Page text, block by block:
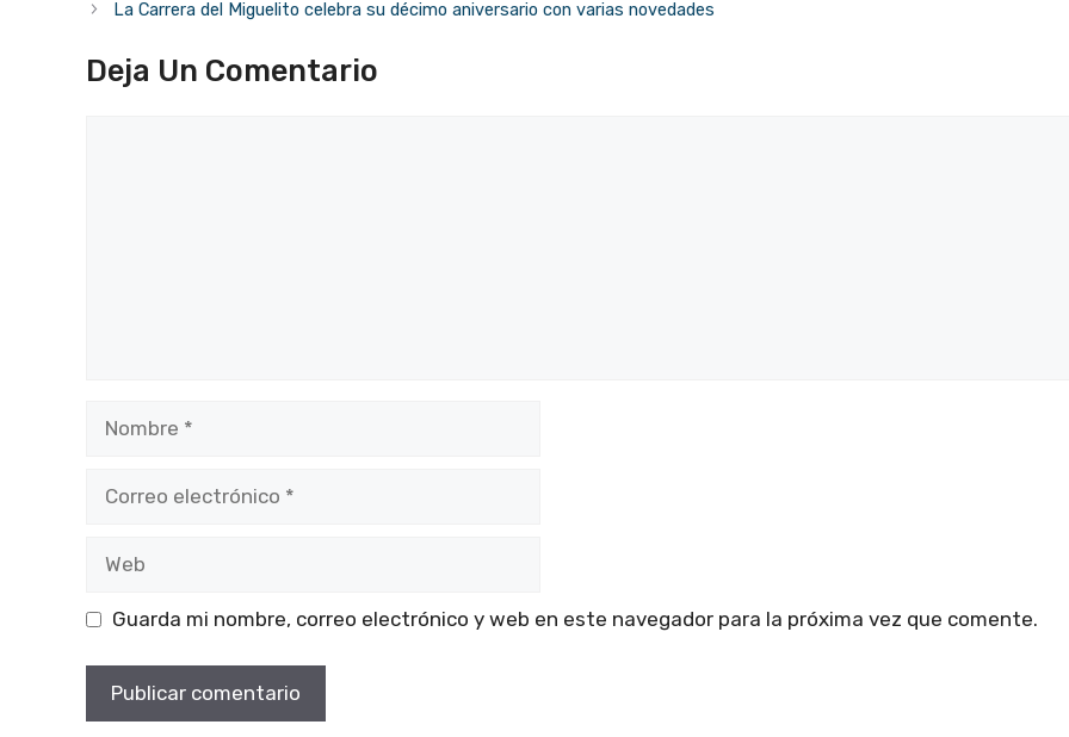
La Carrera del Miguelito celebra su décimo aniversario con varias novedades
Deja Un Comentario
Guarda mi nombre, correo electrónico y web en este navegador para la próxima vez que comente.